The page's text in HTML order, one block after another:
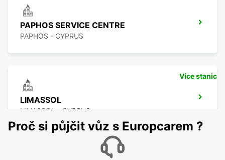
PAPHOS SERVICE CENTRE
PAPHOS - CYPRUS
LIMASSOL
LIMASSOL - CYPRUS
Více stanic
Proč si půjčit vůz s Europcarem ?